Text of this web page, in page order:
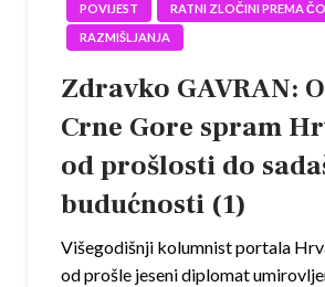
POVIJEST
RATNI ZLOČINI PREMA
RAZMIŠLJANJA
Zdravko GAVRAN:
Crne Gore spram
od prošlosti do
budućnosti (1)
Višegodišnji kolumnist portala
od prošle jeseni diplomat